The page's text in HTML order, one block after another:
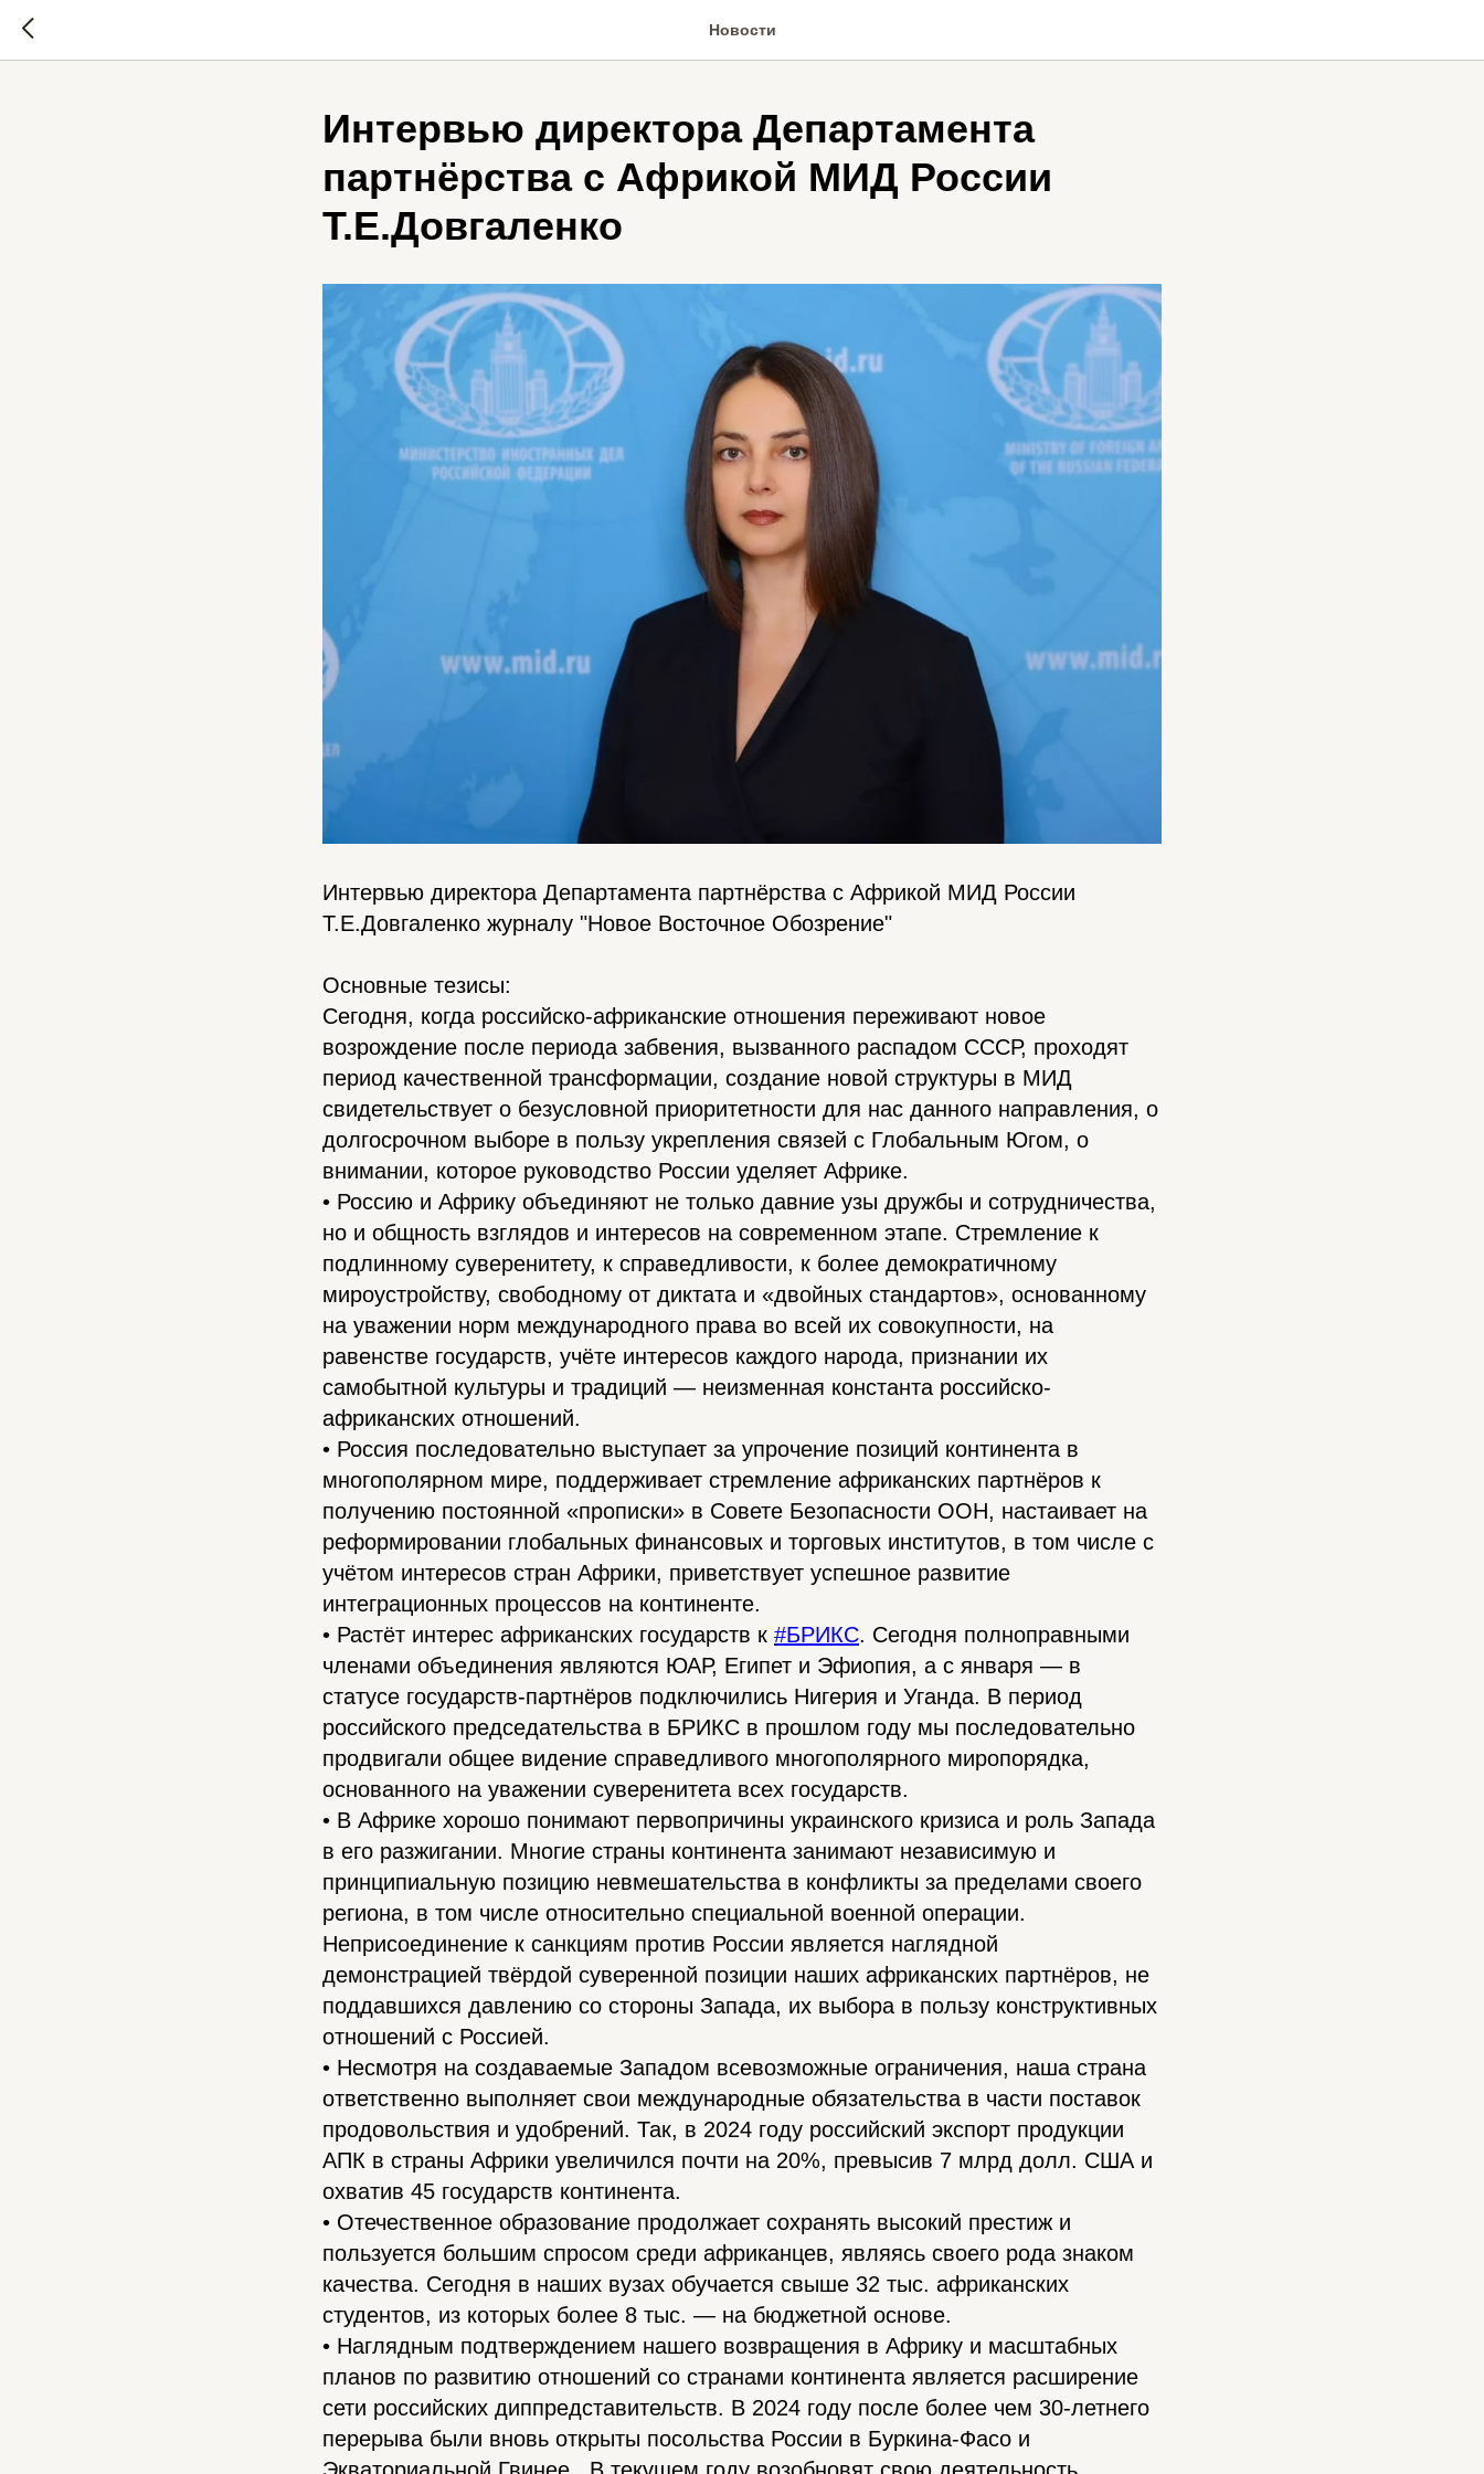
Новости
Интервью директора Департамента
партнёрства с Африкой МИД России
Т.Е.Довгаленко
Интервью директора Департамента партнёрства с Африкой МИД России
Т.Е.Довгаленко журналу "Новое Восточное Обозрение"
Основные тезисы:
Сегодня, когда российско-африканские отношения переживают новое
возрождение после периода забвения, вызванного распадом СССР, проходят
период качественной трансформации, создание новой структуры в МИД
свидетельствует о безусловной приоритетности для нас данного направления, о
долгосрочном выборе в пользу укрепления связей с Глобальным Югом, о
внимании, которое руководство России уделяет Африке.
• Россию и Африку объединяют не только давние узы дружбы и сотрудничества,
но и общность взглядов и интересов на современном этапе. Стремление к
подлинному суверенитету, к справедливости, к более демократичному
мироустройству, свободному от диктата и «двойных стандартов», основанному
на уважении норм международного права во всей их совокупности, на
равенстве государств, учёте интересов каждого народа, признании их
самобытной культуры и традиций — неизменная константа российско-
африканских отношений.
• Россия последовательно выступает за упрочение позиций континента в
многополярном мире, поддерживает стремление африканских партнёров к
получению постоянной «прописки» в Совете Безопасности ООН, настаивает на
реформировании глобальных финансовых и торговых институтов, в том числе с
учётом интересов стран Африки, приветствует успешное развитие
интеграционных процессов на континенте.
• Растёт интерес африканских государств к #БРИКС. Сегодня полноправными
членами объединения являются ЮАР, Египет и Эфиопия, а с января — в
статусе государств-партнёров подключились Нигерия и Уганда. В период
российского председательства в БРИКС в прошлом году мы последовательно
продвигали общее видение справедливого многополярного миропорядка,
основанного на уважении суверенитета всех государств.
• В Африке хорошо понимают первопричины украинского кризиса и роль Запада
в его разжигании. Многие страны континента занимают независимую и
принципиальную позицию невмешательства в конфликты за пределами своего
региона, в том числе относительно специальной военной операции.
Неприсоединение к санкциям против России является наглядной
демонстрацией твёрдой суверенной позиции наших африканских партнёров, не
поддавшихся давлению со стороны Запада, их выбора в пользу конструктивных
отношений с Россией.
• Несмотря на создаваемые Западом всевозможные ограничения, наша страна
ответственно выполняет свои международные обязательства в части поставок
продовольствия и удобрений. Так, в 2024 году российский экспорт продукции
АПК в страны Африки увеличился почти на 20%, превысив 7 млрд долл. США и
охватив 45 государств континента.
• Отечественное образование продолжает сохранять высокий престиж и
пользуется большим спросом среди африканцев, являясь своего рода знаком
качества. Сегодня в наших вузах обучается свыше 32 тыс. африканских
студентов, из которых более 8 тыс. — на бюджетной основе.
• Наглядным подтверждением нашего возвращения в Африку и масштабных
планов по развитию отношений со странами континента является расширение
сети российских диппредставительств. В 2024 году после более чем 30-летнего
перерыва были вновь открыты посольства России в Буркина-Фасо и